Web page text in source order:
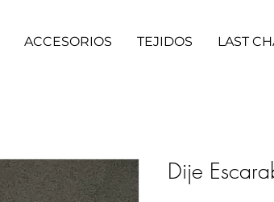
ACCESORIOS TEJIDOS LAST
Dije